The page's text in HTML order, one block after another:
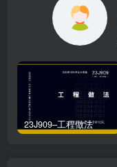
23J909–工程做法